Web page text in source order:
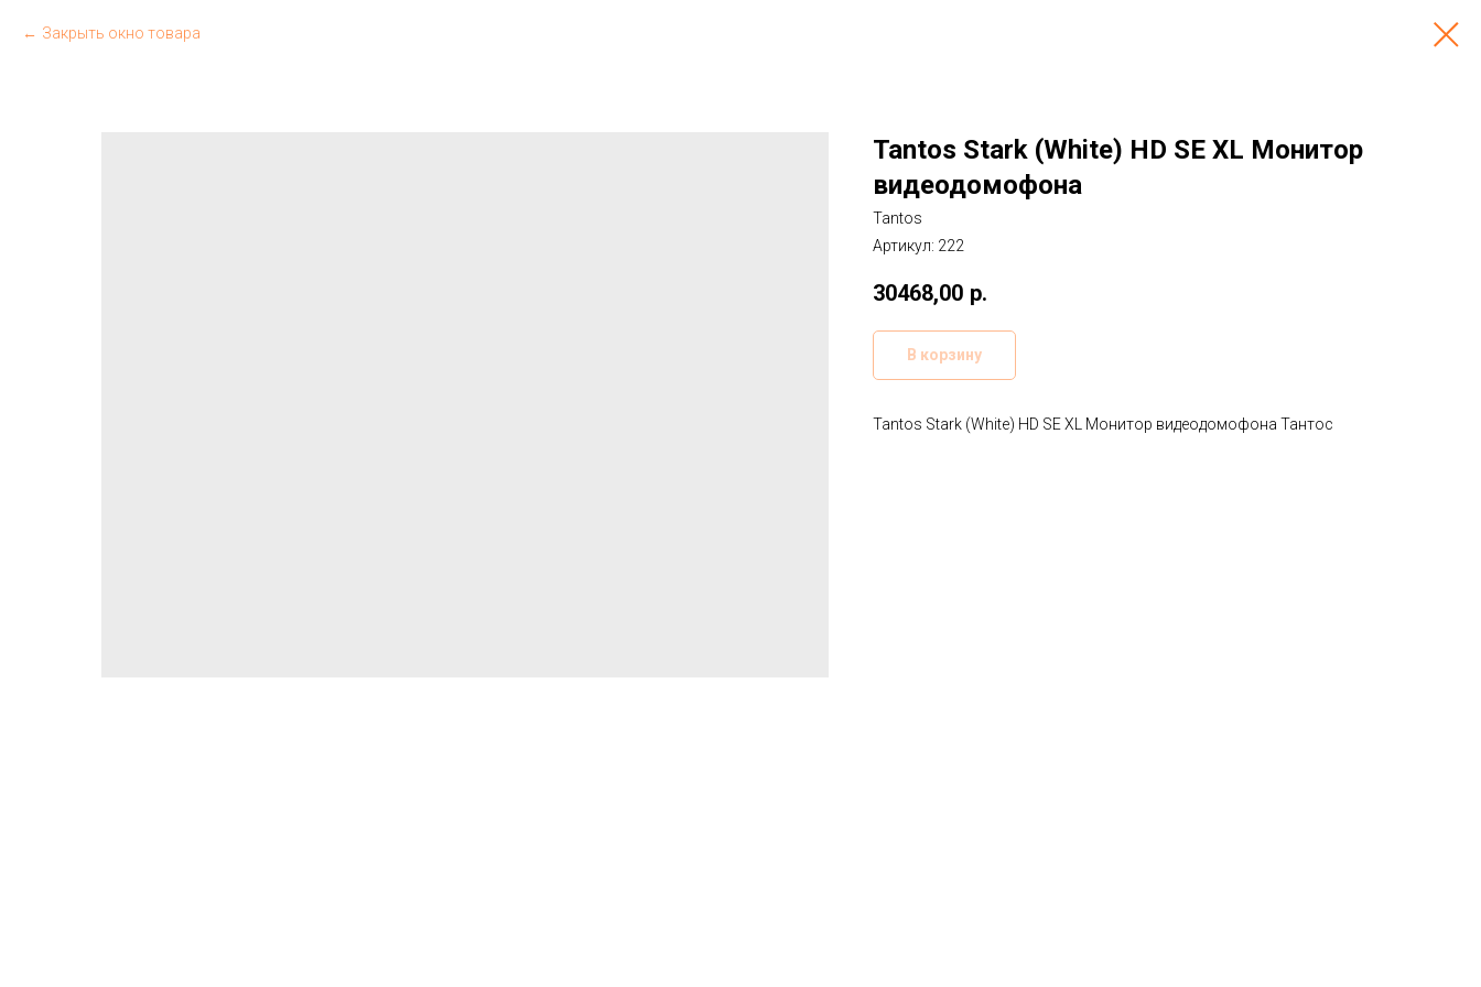
Закрыть окно товара
Tantos Stark (White) HD SE XL Монитор
видеодомофона
Tantos
Артикул: 222
30468,00 р.
В корзину
Tantos Stark (White) HD SE XL Монитор видеодомофона Тантос